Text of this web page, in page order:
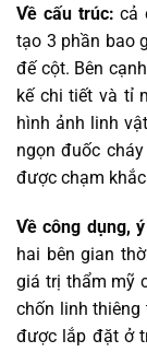
Về cấu trúc: cả
tạo 3 phần bao
đế cột. Bên
kế chi tiết và tỉ
hình ảnh linh
ngọn đuốc
được chạm
Về công dụng,
hai bên gian
giá trị thẩm mỹ
chốn linh thiêng
được lắp đặt ở